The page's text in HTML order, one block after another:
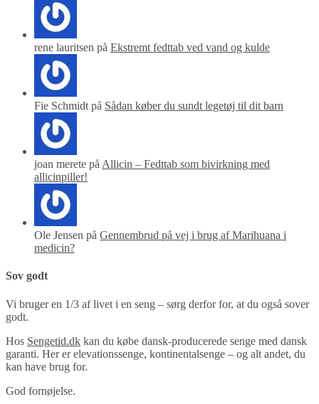
rene lauritsen på Ekstremt fedttab ved vand og kulde
Fie Schmidt på Sådan køber du sundt legetøj til dit barn
joan merete på Allicin – Fedttab som bivirkning med
allicinpiller!
Ole Jensen på Gennembrud på vej i brug af Marihuana i
medicin?
Sov godt
Vi bruger en 1/3 af livet i en seng – sørg derfor for, at du også sover
godt.
Hos Sengetid.dk kan du købe dansk-producerede senge med dansk
garanti. Her er elevationssenge, kontinentalsenge – og alt andet, du
kan have brug for.
God fornøjelse.